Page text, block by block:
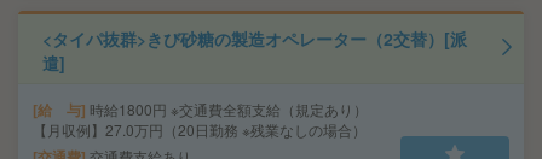
<タイパ抜群>きび砂糖の製造オペレーター（2交替）[派
遣]
給 与 時給1800円 ※交通費全額支給（規定あり）
【月収例】27.0万円（20日勤務 ※残業なしの場合）